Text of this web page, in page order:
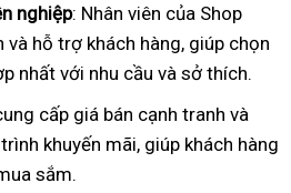
nghiệp: Nhân viên của Shop
và hỗ trợ khách hàng, giúp chọn
nhất với nhu cầu và sở thích.
cấp giá bán cạnh tranh và
khuyến mãi, giúp khách hàng
sắm.